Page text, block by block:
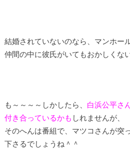
結婚されていないのなら、マンホー
仲間の中に彼氏がいてもおかしくな
も～～～～しかしたら、 白浜公平さ
付き合っているかも しれませんが、
そのへんは番組で、マツコさんが突
下さるでしょうね＾＾